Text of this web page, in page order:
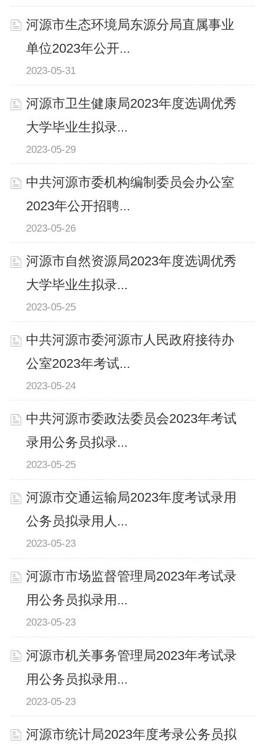
河源市生态环境局东源分局直属事业
单位2023年公开...
2023-05-31
河源市卫生健康局2023年度选调优秀
大学毕业生拟录...
2023-05-29
中共河源市委机构编制委员会办公室
2023年公开招聘...
2023-05-26
河源市自然资源局2023年度选调优秀
大学毕业生拟录...
2023-05-25
中共河源市委河源市人民政府接待办
公室2023年考试...
2023-05-24
中共河源市委政法委员会2023年考试
录用公务员拟录...
2023-05-25
河源市交通运输局2023年度考试录用
公务员拟录用人...
2023-05-23
河源市市场监督管理局2023年考试录
用公务员拟录用...
2023-05-23
河源市机关事务管理局2023年考试录
用公务员拟录用...
2023-05-23
河源市统计局2023年度考录公务员拟